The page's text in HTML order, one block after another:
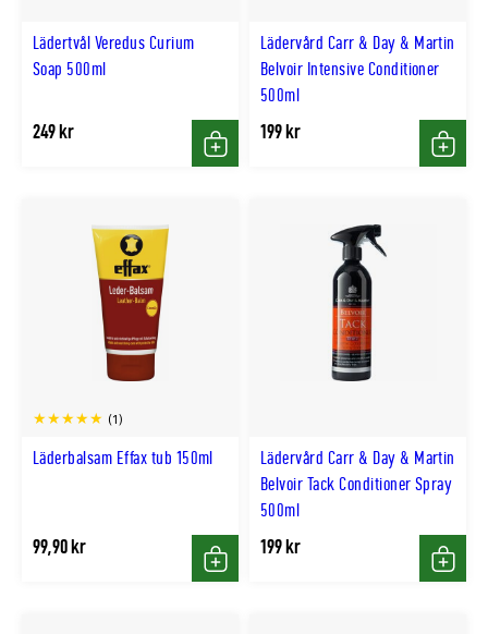
Lädertvål Veredus Curium
Soap 500ml
249 kr
Köp
Lädervård Carr & Day & Martin
Belvoir Intensive Conditioner
500ml
199 kr
Köp
Läderbalsam Effax tub 150ml
(1)
99,90 kr
Köp
Lädervård Carr & Day & Martin
Belvoir Tack Conditioner Spray
500ml
199 kr
Köp